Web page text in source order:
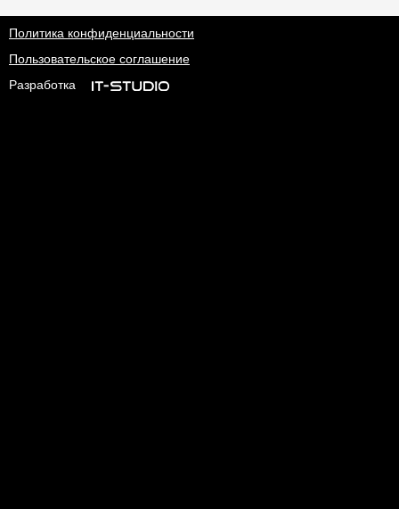
Политика конфиденциальности
Пользовательское соглашение
Разработка